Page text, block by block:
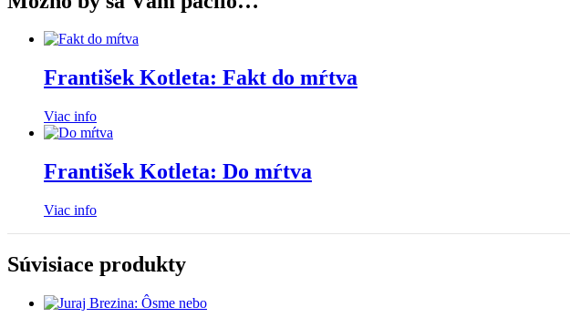
František Kotleta: Fakt do mŕtva
Viac info
František Kotleta: Do mŕtva
Viac info
Súvisiace produkty